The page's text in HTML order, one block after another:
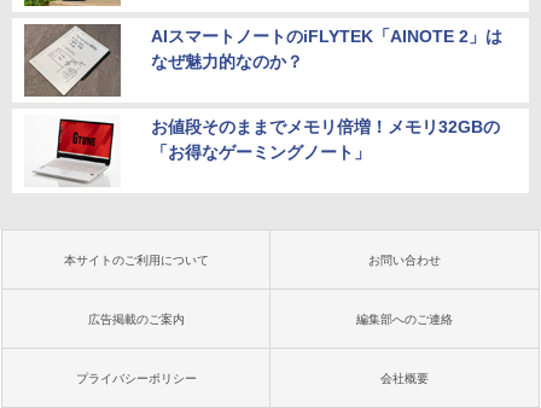
AIスマートノートのiFLYTEK「AINOTE 2」は
なぜ魅力的なのか？
お値段そのままでメモリ倍増！メモリ32GBの
「お得なゲーミングノート」
本サイトのご利用について お問い合わせ
広告掲載のご案内 編集部へのご連絡
プライバシーポリシー 会社概要